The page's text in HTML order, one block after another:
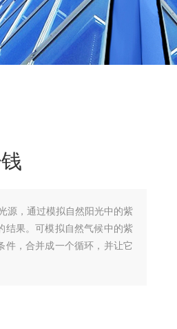
源，通过模拟自然阳光中的紫
结果。可模拟自然气候中的紫
件，合并成一个循环，并让它